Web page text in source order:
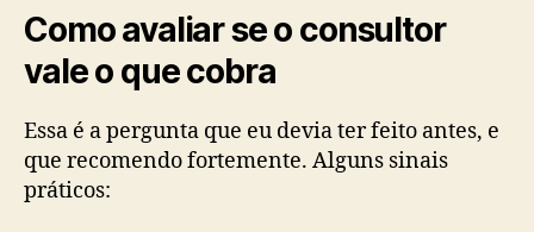
Como avaliar se o consultor
vale o que cobra
Essa é a pergunta que eu devia ter feito antes, e
que recomendo fortemente. Alguns sinais
práticos: